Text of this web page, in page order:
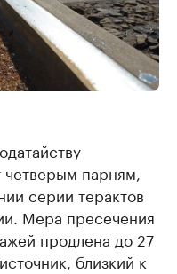
четверым парням,
серии терактов
Мера пресечения
продлена до 27
близкий к